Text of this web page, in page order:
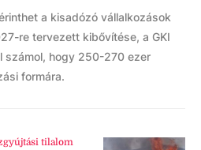
a kisadózó vállalkozások
re tervezett kibővítése, a GKI
számol, hogy 250-270 ezer
formára.
tilalom